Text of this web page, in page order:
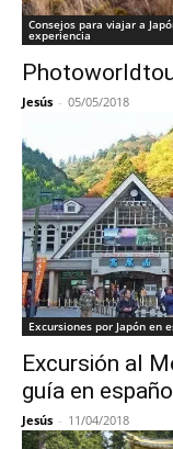
Consejos para viajar a
experiencia
Jesús - 05/05/2018
Excursiones por Japón en
Excursión al
guía en
Jesús - 11/04/2018